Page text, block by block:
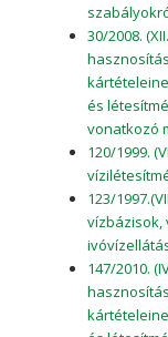
30/2008.
és
vonatkozó
120/1999.
123/
vízbázisok,
147/2010.